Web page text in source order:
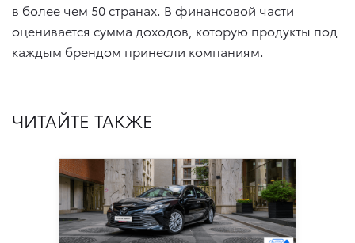
в более чем 50 странах. В финансовой части
оценивается сумма доходов, которую продукты под
каждым брендом принесли компаниям.
ЧИТАЙТЕ ТАКЖЕ